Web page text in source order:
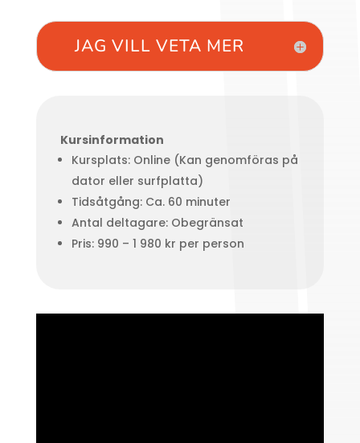
JAG VILL VETA MER
Kursinformation
Kursplats: Online (Kan genomföras på
dator eller surfplatta)
Tidsåtgång: Ca. 60 minuter
Antal deltagare: Obegränsat
Pris: 990 – 1 980 kr per person